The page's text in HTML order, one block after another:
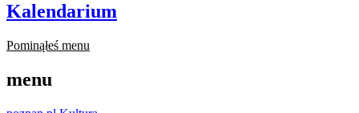
Kalendarium
Pominąłeś menu
menu